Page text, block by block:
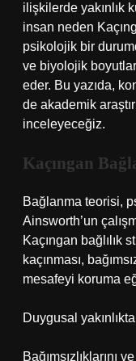
ilişkilerde yakınlık
insan neden
psikolojik bir
ve biyolojik
eder. Bu yazıda,
de akademik
inceleyeceğiz.
Kaçıngan
Bağlanma teorisi,
Ainsworth’un
Kaçıngan bağlılık
kaçınması,
mesafeyi koruma
Duygusal
Bağımsızlıklarını